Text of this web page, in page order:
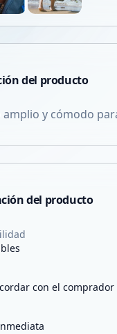
del producto
y cómodo
del producto
con el comprador